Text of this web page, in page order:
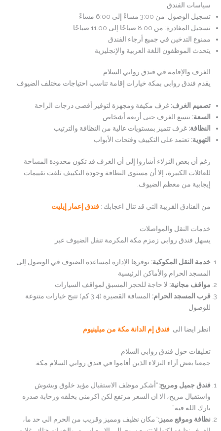
سياسات الفندق
تسجيل الوصول: من 3:00 مساءً إلى 6:00 مساءً
تسجيل المغادرة: من 8:00 صباحًا إلى 11:00 صباحًا
ممنوع التدخين في جميع أرجاء الفندق
يتحدث الموظفون اللغة العربية والإنجليزية
الغرف والإقامة في فندق روابي السلام
يقدم فندق روابي بمكة خيارات إقامة تناسب احتياجات مختلف الضيوف:
تصميم الغرف: غرف مكيفة ومجهزة لتوفير أقصى درجات الراحة
السعة: تتسع الغرف حتى أربعة أشخاص
النظافة: غرف تتميز بمستويات عالية من النظافة والترتيب
التهوية: تعتمد على التكييف وفتحات الأبواب
رغم أن بعض النزلاء أشاروا إلى أن الغرف قد تكون محدودة المساحة
للعائلات الكبيرة، إلا أن مستوى النظافة وجودة التكييف تلقت تقييمات
إيجابية من معظم الضيوف.
من الفنادق القريبة التي قد تنال اعجابك : فندق إعمار إيليت
خدمات النقل والمواصلات
يسهل فندق روابي زمزم مكة المكرمة تنقل الضيوف عبر:
خدمة النقل المكوكية: توفرها الإدارة لمساعدة الضيوف في الوصول إلى
المسجد الحرام والأماكن الرئيسية
مواقف مجانية: لا حاجة للحجز المسبق لمواقف السيارات
قرب المسجد الحرام:
المسافة القصيرة (3.4 كم) تتيح خيارات متنوعة
للوصول
انظر ايضا الى فندق إم الدانة مكة من ميلينيوم
تعليقات حول فندق روابي السلام
جمعنا بعض آراء النزلاء الذين أقاموا في فندق روابي السلام مكة:
فندق جميل ومريح:“أشكر موظف الاستقبال مؤيد خلوق وبشوش
واستقبال مريح، الا ان السعر مرتفع لكن اكرمني بخلقه ورحابة صدره
بارك الله فيه”
نظافة وموقع مميز:“مكان نظيف ومميز وقريب من الحرم الي حد ما،